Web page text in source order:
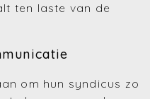
ten laste van de
om hun syndicus zo